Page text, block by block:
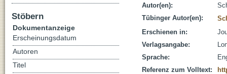
Autor(en):
Tübinger Autor(en):
Erschienen in:
Verlagsangabe:
Sprache:
Referenz zum Volltext:
Stöbern
Dokumentanzeige
Erscheinungsdatum
Autoren
Titel